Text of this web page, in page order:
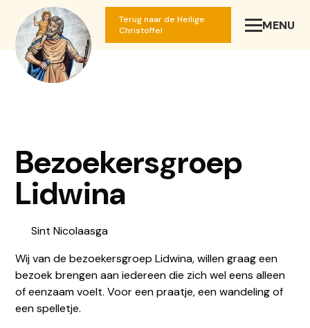
Terug naar de Heilige
Christoffel
MENU
SLUIT
Bezoekersgroep
Lidwina
Sint Nicolaasga
Wij van de bezoekersgroep Lidwina, willen graag een
bezoek brengen aan iedereen die zich wel eens alleen
of eenzaam voelt. Voor een praatje, een wandeling of
een spelletje.